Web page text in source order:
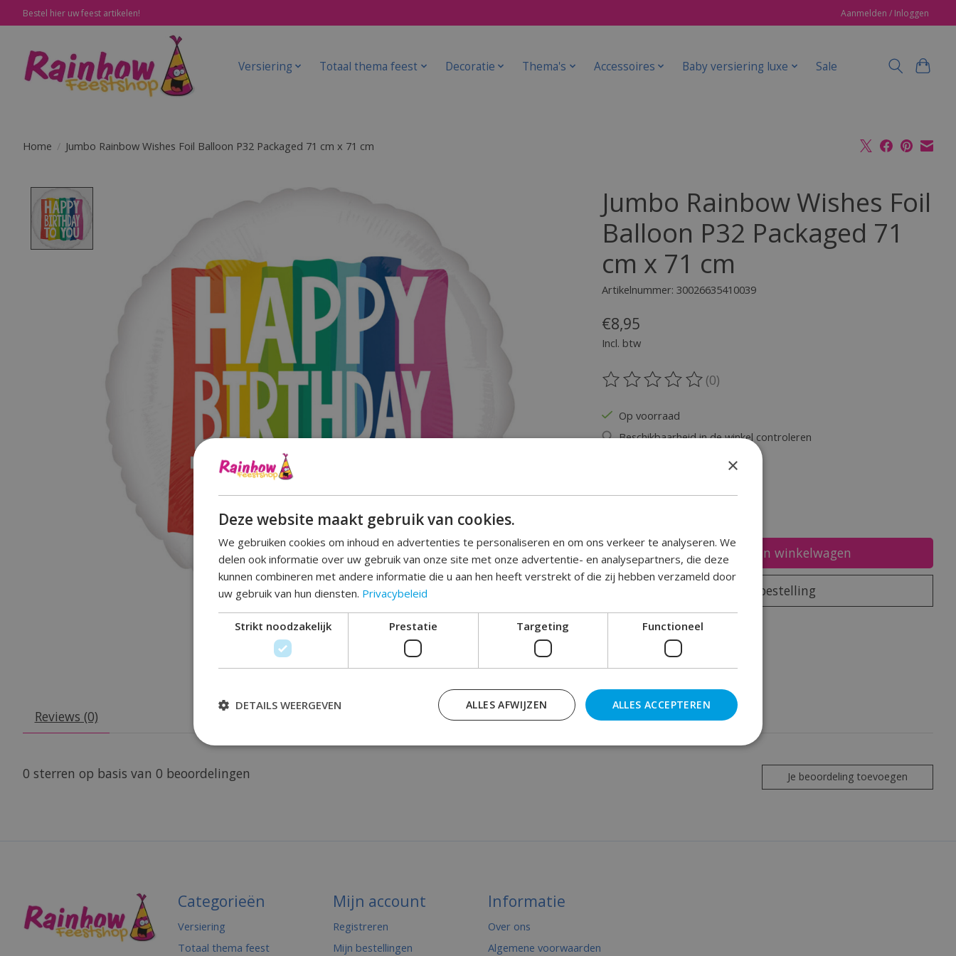
Bestel hier uw feest artikelen! Aanmelden / Inloggen
Versiering Totaal thema feest Decoratie Thema's Accessoires Baby versiering luxe Sale
Home / Jumbo Rainbow Wishes Foil Balloon P32 Packaged 71 cm x 71 cm
Jumbo Rainbow Wishes Foil
Balloon P32 Packaged 71
cm x 71 cm
Artikelnummer: 30026635410039
€8,95
Incl. btw
De beoordeling van dit product is
(0)
Op voorraad
Beschikbaarheid in de winkel controleren
Toevoegen aan winkelwagen
Plaats bestelling
Toevoegen om te vergelijken
Reviews (0)
0 sterren op basis van 0 beoordelingen Je beoordeling toevoegen
Categorieën
Versiering
Totaal thema feest
Mijn account
Registreren
Mijn bestellingen
Informatie
Over ons
Algemene voorwaarden
×
Deze website maakt gebruik van cookies.
We gebruiken cookies om inhoud en advertenties te personaliseren en om ons verkeer te analyseren. We
delen ook informatie over uw gebruik van onze site met onze advertentie- en analysepartners, die deze
kunnen combineren met andere informatie die u aan hen heeft verstrekt of die zij hebben verzameld door
uw gebruik van hun diensten. Privacybeleid
Strikt noodzakelijk Prestatie Targeting Functioneel
ALLES ACCEPTEREN
ALLES AFWIJZEN
DETAILS WEERGEVEN